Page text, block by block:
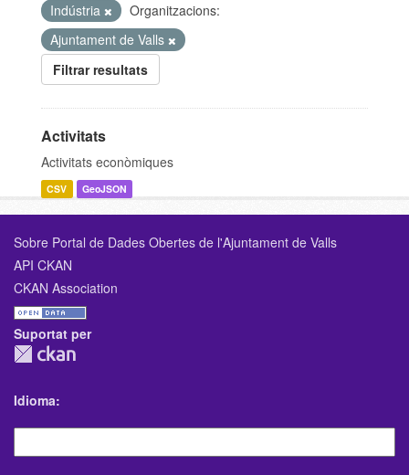
Indústria
Organitzacions:
Ajuntament de Valls
Filtrar resultats
Activitats
Activitats econòmiques
CSV GeoJSON
Sobre Portal de Dades Obertes de l'Ajuntament de Valls
API CKAN
CKAN Association
Suportat per
Idioma